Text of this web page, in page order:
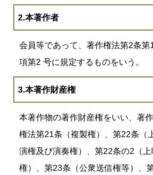
2.本著作者
会員等であって、著作権法第2条第1
項第2 号に規定するものをいう。
3.本著作財産権
本著作物の著作財産権をいい、著作
権法第21条（複製権）、第22条（
演権及び演奏権）、第22条の2（上
権）、第23条（公衆送信権等）、